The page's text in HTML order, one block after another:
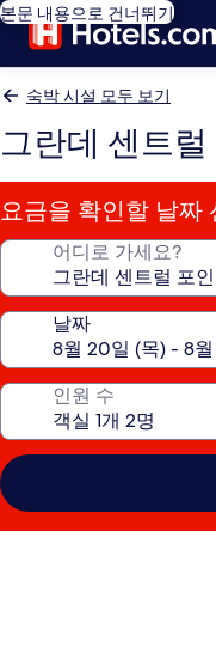
본문 내용으로 건너뛰기
숙박 시설 모두 보기
그란데 센트
요금을 확인할 날짜
어디로 가세요?
날짜
인원 수